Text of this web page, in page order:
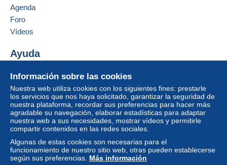
Información sobre las cookies
Nuestra web utiliza cookies con los siguientes fines: prestarle
los servicios que nos haya solicitado, garantizar la seguridad de
nuestra plataforma, recordar sus preferencias para hacer más
agradable su navegación, elaborar estadísticas para adaptar
nuestra web a sus necesidades, mostrar vídeos y permitirle
compartir contenidos en las redes sociales.
Algunas de estas cookies son necesarias para el
funcionamiento de nuestro sitio web, otras pueden establecerse
según sus preferencias. Más información
Agenda
Foro
Vídeos
Ayuda
Comprar en Delcampe
Vender en Delcampe
Una página securizada